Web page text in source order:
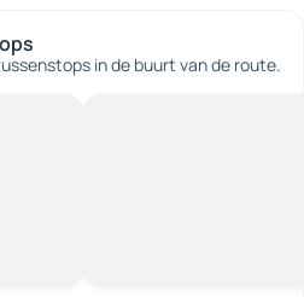
in de buurt van de route.